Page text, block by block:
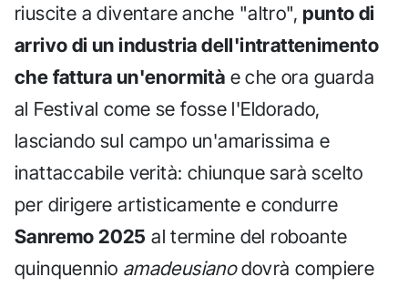
riuscite a diventare anche "altro", punto di
arrivo di un industria dell'intrattenimento
che fattura un'enormità e che ora guarda
al Festival come se fosse l'Eldorado,
lasciando sul campo un'amarissima e
inattaccabile verità: chiunque sarà scelto
per dirigere artisticamente e condurre
Sanremo 2025 al termine del roboante
quinquennio amadeusianodovrà compiere